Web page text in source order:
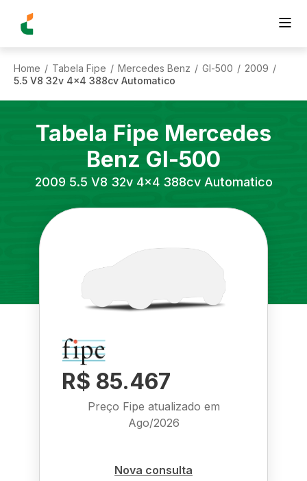
Home / Tabela Fipe / Mercedes Benz / Gl-500 / 2009 /
5.5 V8 32v 4x4 388cv Automatico
Tabela Fipe Mercedes
Benz Gl-500
2009 5.5 V8 32v 4x4 388cv Automatico
R$ 85.467
Preço Fipe atualizado em
Ago/2026
Nova consulta